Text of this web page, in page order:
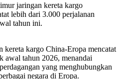
jaringan kereta kargo
lebih dari 3.000 perjalanan
tahun ini.
kargo China-Eropa mencatat
awal tahun 2026, menandai
yang menghubungkan
negara di Eropa.